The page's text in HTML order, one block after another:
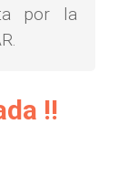
por la
!!